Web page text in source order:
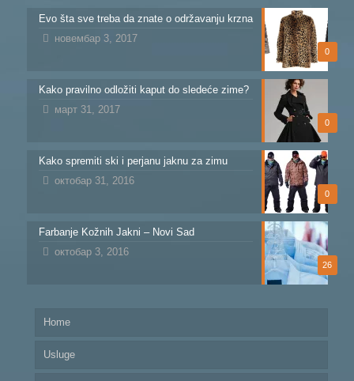
0
Evo šta sve treba da znate o održavanju krzna
новембар 3, 2017
0
Kako pravilno odložiti kaput do sledeće zime?
март 31, 2017
0
Kako spremiti ski i perjanu jaknu za zimu
октобар 31, 2016
26
Farbanje Kožnih Jakni – Novi Sad
октобар 3, 2016
Home
Usluge